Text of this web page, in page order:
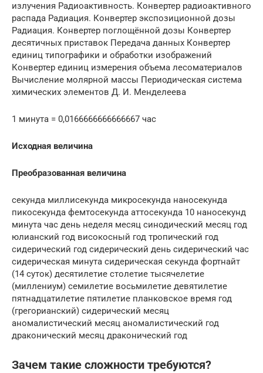
излучения Радиоактивность. Конвертер радиоактивного
распада Радиация. Конвертер экспозиционной дозы
Радиация. Конвертер поглощённой дозы Конвертер
десятичных приставок Передача данных Конвертер
единиц типографики и обработки изображений
Конвертер единиц измерения объема лесоматериалов
Вычисление молярной массы Периодическая система
химических элементов Д. И. Менделеева
1 минута = 0,0166666666666667 час
Исходная величина
Преобразованная величина
секунда миллисекунда микросекунда наносекунда
пикосекунда фемтосекунда аттосекунда 10 наносекунд
минута час день неделя месяц синодический месяц год
юлианский год високосный год тропический год
сидерический год сидерический день сидерический час
сидерическая минута сидерическая секунда фортнайт
(14 суток) десятилетие столетие тысячелетие
(миллениум) семилетие восьмилетие девятилетие
пятнадцатилетие пятилетие планковское время год
(грегорианский) сидерический месяц
аномалистический месяц аномалистический год
драконический месяц драконический год
Зачем такие сложности требуются?